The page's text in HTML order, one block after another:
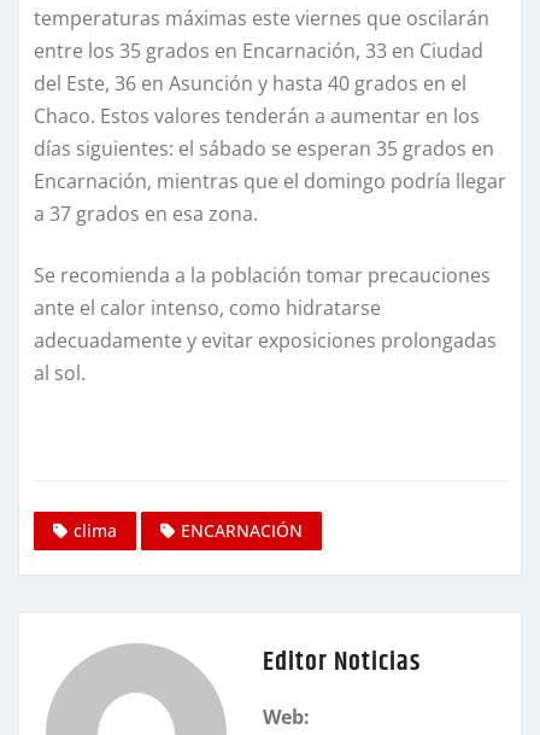
temperaturas máximas este viernes que oscilarán
entre los 35 grados en Encarnación, 33 en Ciudad
del Este, 36 en Asunción y hasta 40 grados en el
Chaco. Estos valores tenderán a aumentar en los
días siguientes: el sábado se esperan 35 grados en
Encarnación, mientras que el domingo podría llegar
a 37 grados en esa zona.
Se recomienda a la población tomar precauciones
ante el calor intenso, como hidratarse
adecuadamente y evitar exposiciones prolongadas
al sol.
clima ENCARNACIÓN
Editor Noticias
Web: